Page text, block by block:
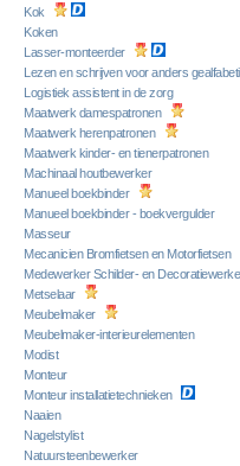
Kok
Koken
Lasser-monteerder
Lezen en schrijven voor anders
Logistiek assistent in de zorg
Maatwerk damespatronen
Maatwerk herenpatronen
Maatwerk kinder- en tienerpatronen
Machinaal houtbewerker
Manueel boekbinder
Manueel boekbinder - boekvergulder
Masseur
Mecanicien Bromfietsen en Motorfietsen
Medewerker Schilder- en
Metselaar
Meubelmaker
Meubelmaker-interieurelementen
Modist
Monteur
Monteur installatietechnieken
Naaien
Nagelstylist
Natuursteenbewerker